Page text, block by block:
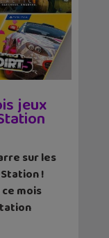
jeux
sur les
!
mois